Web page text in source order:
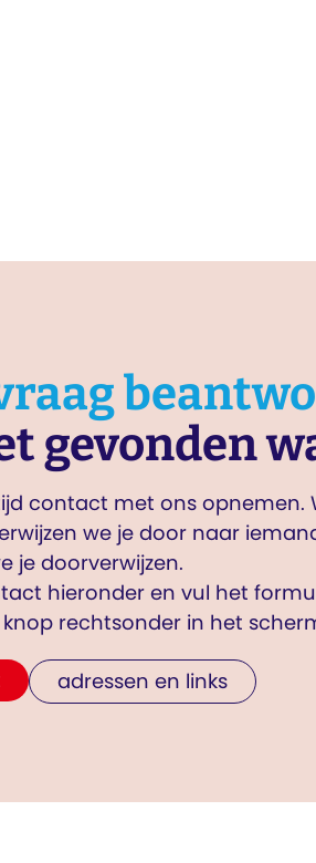
gevonden
contact met ons opnemen.
we je door naar
je doorverwijzen.
hieronder en vul het
rechtsonder in het
adressen en links